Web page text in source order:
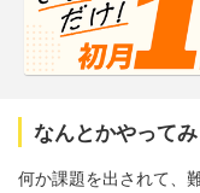
なんとかやって
何か課題を出されて、